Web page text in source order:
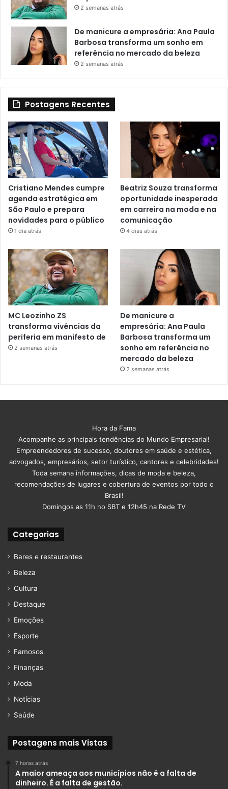
2 semanas atrás
De manicure a empresária: Ana Paula
Barbosa transforma um sonho em
referência no mercado da beleza
2 semanas atrás
Postagens Recentes
Cristiano Mendes cumpre
agenda estratégica em
São Paulo e prepara
novidades para o público
1 dia atrás
Beatriz Souza transforma
oportunidade inesperada
em carreira na moda e na
comunicação
4 dias atrás
MC Leozinho ZS
transforma vivências da
periferia em manifesto de
2 semanas atrás
De manicure a
empresária: Ana Paula
Barbosa transforma um
sonho em referência no
mercado da beleza
2 semanas atrás
Hora da Fama
Acompanhe as principais tendências do Mundo Empresarial!
Empreendedores de sucesso, doutores em saúde e estética,
advogados, empresários, setor turístico, cantores e celebridades!
Toda semana informações, dicas de moda e beleza,
recomendações de lugares e cobertura de eventos por todo o
Brasil!
Domingos as 11h no SBT e 12h45 na Rede TV
Categorias
Bares e restaurantes
Beleza
Cultura
Destaque
Emoções
Esporte
Famosos
Finanças
Moda
Notícias
Saúde
Postagens mais Vistas
7 horas atrás
A maior ameaça aos municípios não é a falta de
dinheiro. É a falta de gestão.